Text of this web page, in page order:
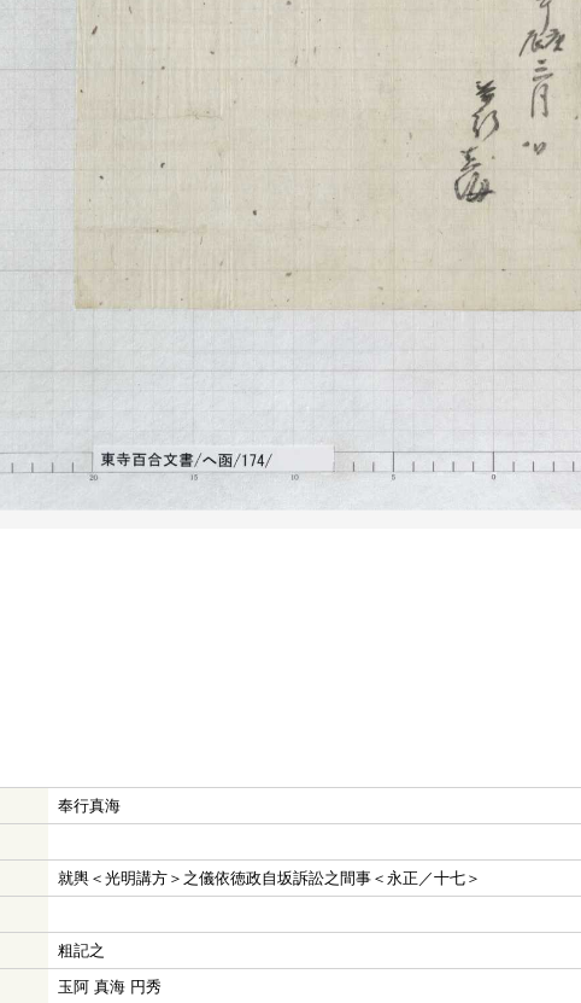
奉行真海
就輿＜光明講方＞之儀依徳政自坂訴訟之間事＜永正／十七＞
粗記之
玉阿 真海 円秀